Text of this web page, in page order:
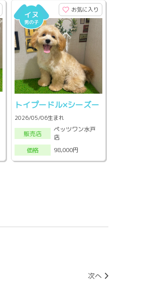
お気に入り
トイプードル×シーズー
2026/05/06生まれ
販売店
ペッツワン水戸
店
価格
98,000円
次へ